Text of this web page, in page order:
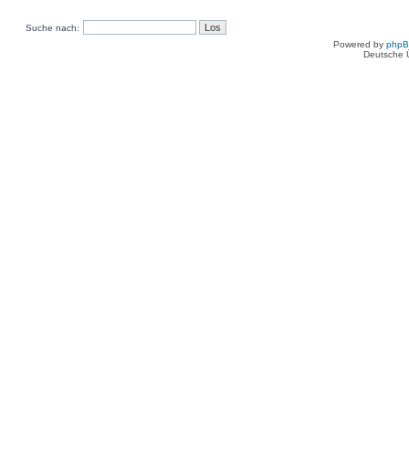
Suche nach:
Powered by
Deutsche